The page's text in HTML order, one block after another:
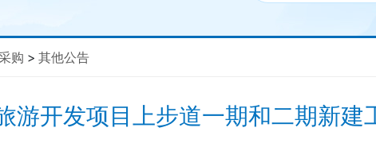
购 > 其他公告
游开发项目上步道一期和二期新建